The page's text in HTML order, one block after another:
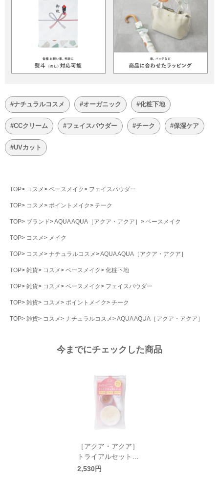
#ナチュラルコスメ #オーガニック #化粧下地
#CCクリーム #フェイスパウダー #チーク #保湿ケア
#UVカット
TOP コスメ ベースメイク フェイスパウダー
TOP コスメ ポイントメイク チーク
TOP ブランド AQUA AQUA［アクア・アクア］ ベースメイク
TOP コスメ メイク
TOP コスメ ナチュラルコスメ AQUA AQUA［アクア・アクア］
TOP 雑貨 コスメ ベースメイク 化粧下地
TOP 雑貨 コスメ ベースメイク フェイスパウダー
TOP 雑貨 コスメ ポイントメイク チーク
TOP 雑貨 コスメ ナチュラルコスメ AQUA AQUA［アクア・アクア］
今までにチェックした商品
［アクア・アクア］
トライアルセットD
／AQUA AQUA
2,530円